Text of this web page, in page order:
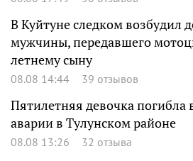
В Куйтуне следком возбудил
мужчины, передавшего
летнему сыну
08.08 14:44 39 отзывов
Пятилетняя девочка погибла
аварии в Тулунском районе
08.08 13:26 32 отзыва